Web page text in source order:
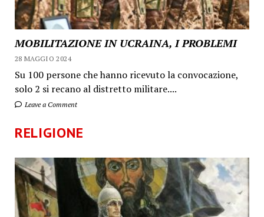
MOBILITAZIONE IN UCRAINA, I PROBLEMI
28 MAGGIO 2024
Su 100 persone che hanno ricevuto la convocazione,
solo 2 si recano al distretto militare....
Leave a Comment
RELIGIONE